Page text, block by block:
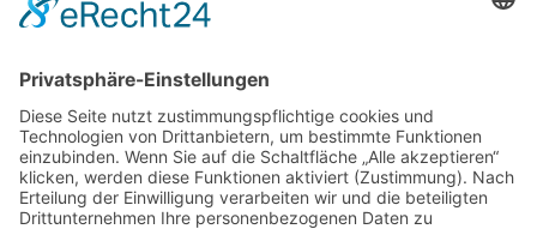
SEITEN
Datenschutz
Impressum
Inhaltsverzeichniss
Kochschule – Kochwerkstatt